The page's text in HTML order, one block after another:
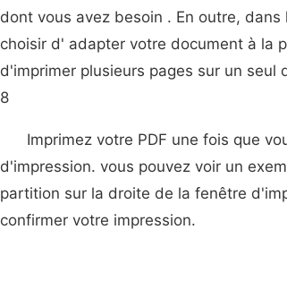
dont vous avez besoin . En outre,
choisir d' adapter votre document à la
d'imprimer plusieurs pages sur un seul
8
Imprimez votre PDF une fois que
d'impression. vous pouvez voir un
partition sur la droite de la fenêtre
confirmer votre impression.